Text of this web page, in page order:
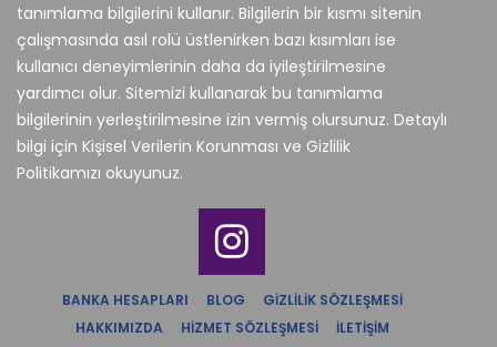
tanımlama bilgilerini kullanır. Bilgilerin bir kısmı sitenin
çalışmasında asıl rolü üstlenirken bazı kısımları ise
kullanıcı deneyimlerinin daha da iyileştirilmesine
yardımcı olur. Sitemizi kullanarak bu tanımlama
bilgilerinin yerleştirilmesine izin vermiş olursunuz. Detaylı
bilgi için Kişisel Verilerin Korunması ve Gizlilik
Politikamızı okuyunuz.
BANKA HESAPLARI BLOG
GIZLILIK SÖZLEŞMESI
HAKKIMIZDA
HIZMET SÖZLEŞMESI
İLETIŞIM